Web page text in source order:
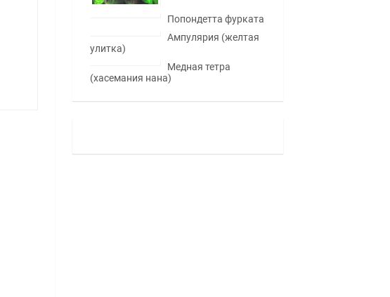
Попондетта фурката
Ампулярия (желтая
улитка)
Медная тетра
(хасемания нана)